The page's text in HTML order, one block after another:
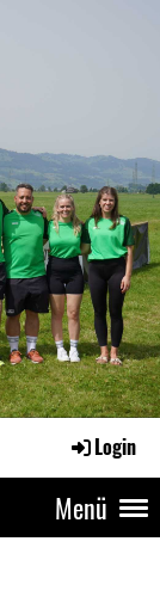
Login
Menü